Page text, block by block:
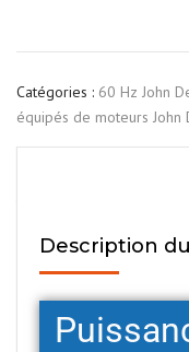
Catégories : 60 Hz John
équipés de moteurs John
Description